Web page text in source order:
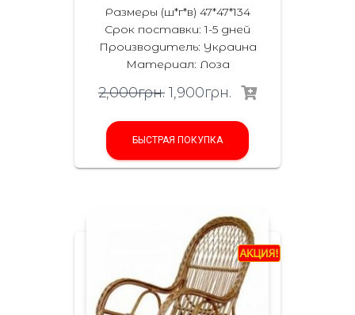
Размеры (ш*г*в) 47*47*134
Срок поставки: 1-5 дней
Производитель: Украина
Материал: Лоза
2,000грн. 1,900грн.
БЫСТРАЯ ПОКУПКА